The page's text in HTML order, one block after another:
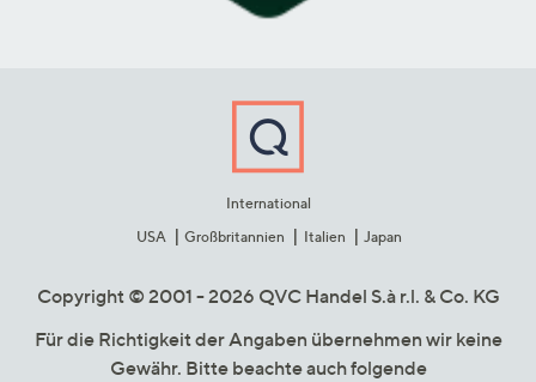
International
USA
Großbritannien Italien Japan
Copyright © 2001 - 2026 QVC Handel S.à r.l. & Co. KG
Für die Richtigkeit der Angaben übernehmen wir keine
Gewähr. Bitte beachte auch folgende